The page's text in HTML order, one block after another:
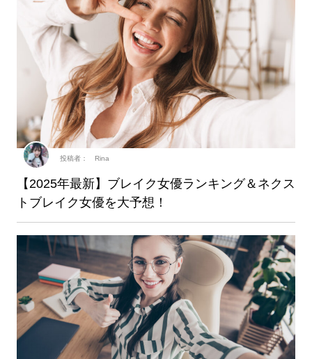
【2025年最新】ブレイク女優ランキング＆ネクス
トブレイク女優を大予想！
投稿者： Rina